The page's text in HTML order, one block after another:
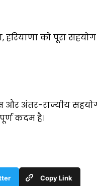
को पूरा सहयोग
और अंतर-राज्यीय
कदम है।
Copy Link